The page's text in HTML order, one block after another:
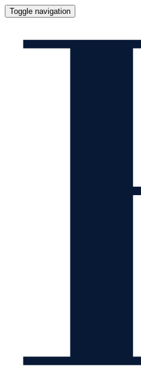
Toggle navigation